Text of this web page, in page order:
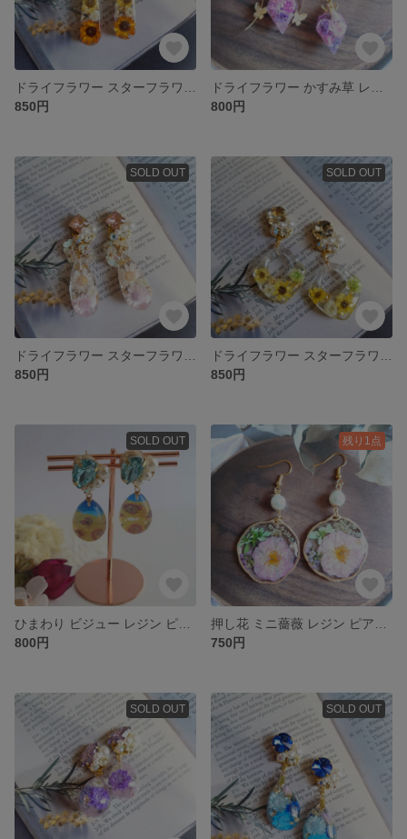
850円
800円
SOLD OUT
850円
SOLD OUT
850円
SOLD OUT
800円
残り1点
750円
SOLD OUT SOLD OUT